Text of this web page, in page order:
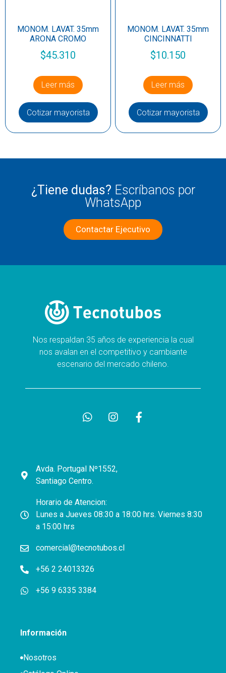
MONOM. LAVAT. 35mm
ARONA CROMO
$45.310
Leer más
Cotizar mayorista
MONOM. LAVAT. 35mm
CINCINNATTI
$10.150
Leer más
Cotizar mayorista
¿Tiene dudas? Escríbanos por
WhatsApp
Contactar Ejecutivo
Nos respaldan 35 años de experiencia la cual
nos avalan en el competitivo y cambiante
escenario del mercado chileno.
Avda. Portugal Nº1552,
Santiago Centro.
Horario de Atencion:
Lunes a Jueves 08:30 a 18:00 hrs. Viernes 8:30
a 15:00 hrs
comercial@tecnotubos.cl
+56 2 24013326
+56 9 6335 3384
Información
Nosotros